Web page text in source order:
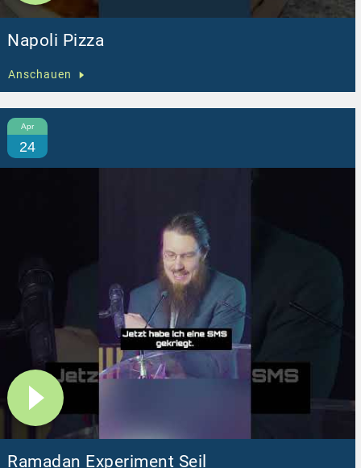
Napoli Pizza
Anschauen
Apr
24
Ramadan Experiment Seil